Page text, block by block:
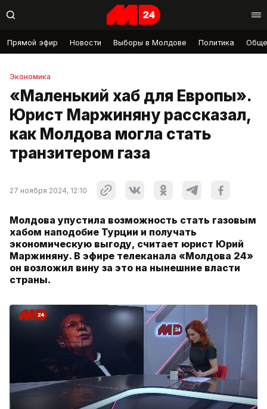
Прямой эфир Новости Выборы в Молдове Политика
Экономика
«Маленький хаб для Европы».
Юрист Маржиняну рассказал,
как Молдова могла стать
транзитером газа
27 ноября 2024, 12:10
Молдова упустила возможность стать газовым
хабом наподобие Турции и получать
экономическую выгоду, считает юрист Юрий
Маржиняну. В эфире телеканала «Молдова 24»
он возложил вину за это на нынешние власти
страны.